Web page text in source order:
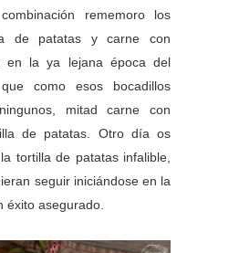
rememoro los
de patatas y carne con
en la ya lejana época del
como esos bocadillos
mitad carne con
de patatas. Otro día os
tortilla de patatas infalible,
seguir iniciándose en la
éxito asegurado.